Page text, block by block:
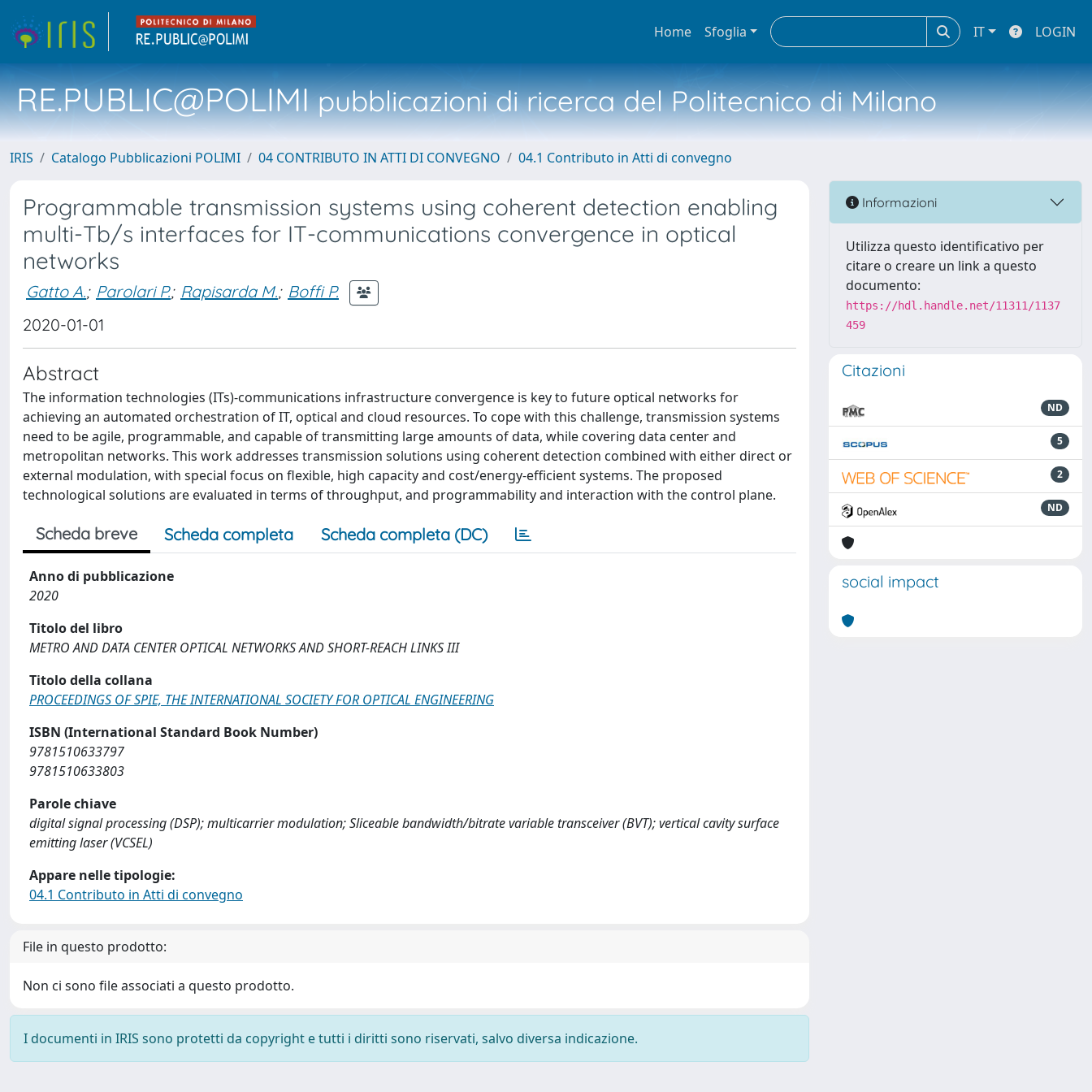
Home Sfoglia IT LOGIN
RE.PUBLIC@POLIMIpubblicazioni di ricerca del Politecnico di Milano
IRIS Catalogo Pubblicazioni POLIMI 04 CONTRIBUTO IN ATTI DI CONVEGNO 04.1 Contributo in Atti di convegno
Programmable transmission systems using coherent detection enabling
multi-Tb/s interfaces for IT-communications convergence in optical
networks
Gatto A.; Parolari P.; Rapisarda M.; Boffi P.
2020-01-01
Abstract
The information technologies (ITs)-communications infrastructure convergence is key to future optical networks for
achieving an automated orchestration of IT, optical and cloud resources. To cope with this challenge, transmission systems
need to be agile, programmable, and capable of transmitting large amounts of data, while covering data center and
metropolitan networks. This work addresses transmission solutions using coherent detection combined with either direct or
external modulation, with special focus on flexible, high capacity and cost/energy-efficient systems. The proposed
technological solutions are evaluated in terms of throughput, and programmability and interaction with the control plane.
Scheda breve Scheda completa Scheda completa (DC)
Anno di pubblicazione
2020
Titolo del libro
METRO AND DATA CENTER OPTICAL NETWORKS AND SHORT-REACH LINKS III
Titolo della collana
PROCEEDINGS OF SPIE, THE INTERNATIONAL SOCIETY FOR OPTICAL ENGINEERING
ISBN (International Standard Book Number)
9781510633797
9781510633803
Parole chiave
digital signal processing (DSP); multicarrier modulation; Sliceable bandwidth/bitrate variable transceiver (BVT); vertical cavity surface
emitting laser (VCSEL)
Appare nelle tipologie:
04.1 Contributo in Atti di convegno
File in questo prodotto:
Non ci sono file associati a questo prodotto.
I documenti in IRIS sono protetti da copyright e tutti i diritti sono riservati, salvo diversa indicazione.
Informazioni
Utilizza questo identificativo per
citare o creare un link a questo
documento:
https://hdl.handle.net/11311/1137
459
Citazioni
ND
5
2
ND
social impact